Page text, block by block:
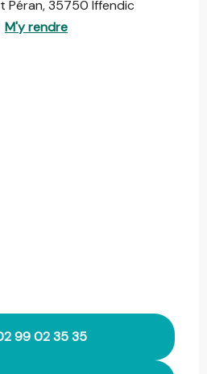
Péran, 35750 Iffendic
M'y rendre
99 02 35 35